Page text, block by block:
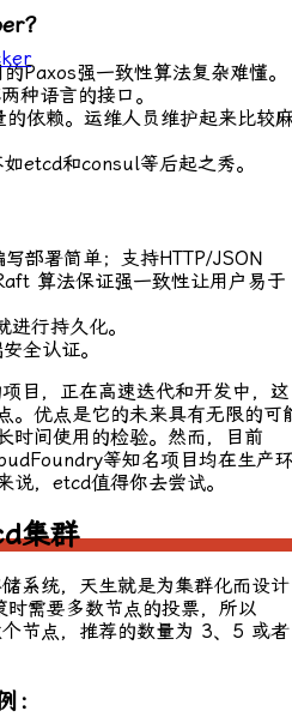
？
的Paxos强一致性算法复杂难懂。
两种语言的接口。
的依赖。运维人员维护起来比较
etcd和consul等后起之秀。
部署简单；支持HTTP/JSON
算法保证强一致性让用户易于
行持久化。
全认证。
目，正在高速迭代和开发中，这
。优点是它的未来具有无限的可
时间使用的检验。然而，目前
等知名项目均在生产
说，etcd值得你去尝试。
集群
系统，天生就是为集群化而设计
需要多数节点的投票，所以
节点，推荐的数量为 3、5 或者
：